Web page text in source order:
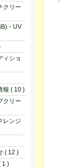
クリー
・UV
ィショ
報 ( 10 )
クリー
レンジ
( 12 )
1 )